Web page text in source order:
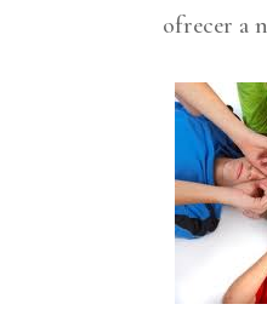
ofrecer a